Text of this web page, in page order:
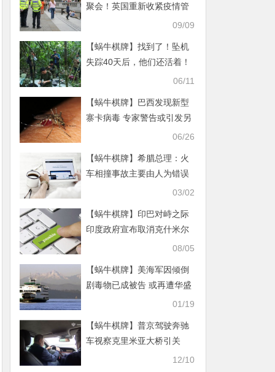
聚会！英国重新收紧疫情管
09/09
【蜗牛棋牌】找到了！坠机
失踪40天后，他们还活着！
06/11
【蜗牛棋牌】巴西发现新型
寨卡病毒 专家警告或引发另
06/26
【蜗牛棋牌】希腊总理：火
车相撞事故主要由人为错误
03/02
【蜗牛棋牌】印巴对峙之际
印度政府宣布取消克什米尔
08/05
【蜗牛棋牌】美海军因倾倒
剧毒物已成被告 或再遭华盛
01/19
【蜗牛棋牌】普京驾驶奔驰
车视察克里米亚大桥引关
12/10